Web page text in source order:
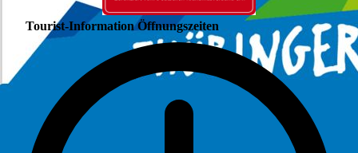
Tourist-Information Öffnungszeiten